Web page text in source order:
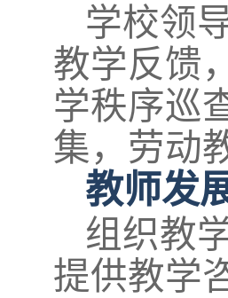
学校领
教学反馈
学秩序巡
集，劳动
教师发
组织教
提供教学